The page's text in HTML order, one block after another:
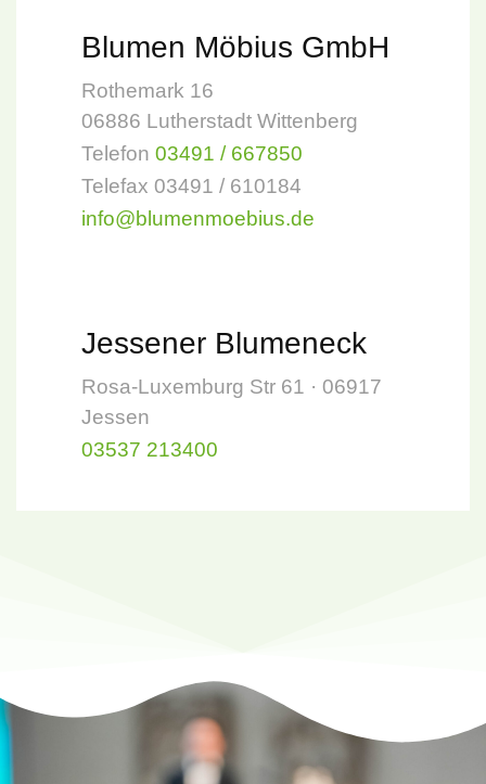
Blumen Möbius GmbH
Rothemark 16
06886 Lutherstadt Wittenberg
Telefon 03491 / 667850
Telefax 03491 / 610184
info@blumenmoebius.de
Jessener Blumeneck
Rosa-Luxemburg Str 61 · 06917
Jessen
03537 213400